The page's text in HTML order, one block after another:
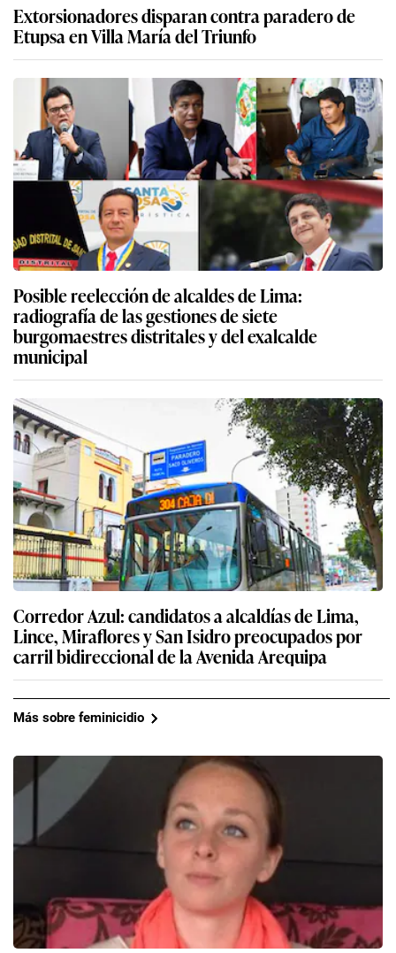
Extorsionadores disparan contra paradero de
Etupsa en Villa María del Triunfo
Posible reelección de alcaldes de Lima:
radiografía de las gestiones de siete
burgomaestres distritales y del exalcalde
municipal
Corredor Azul: candidatos a alcaldías de Lima,
Lince, Miraflores y San Isidro preocupados por
carril bidireccional de la Avenida Arequipa
Más sobre feminicidio